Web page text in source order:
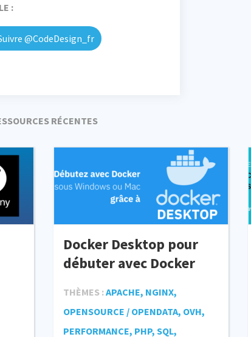
:
@CodeDesign_fr
RÉCENTES
Docker Desktop pour
débuter avec Docker
THÈMES : APACHE, NGINX,
OPENSOURCE / OPENDATA, OVH,
PERFORMANCE, PHP, SQL,